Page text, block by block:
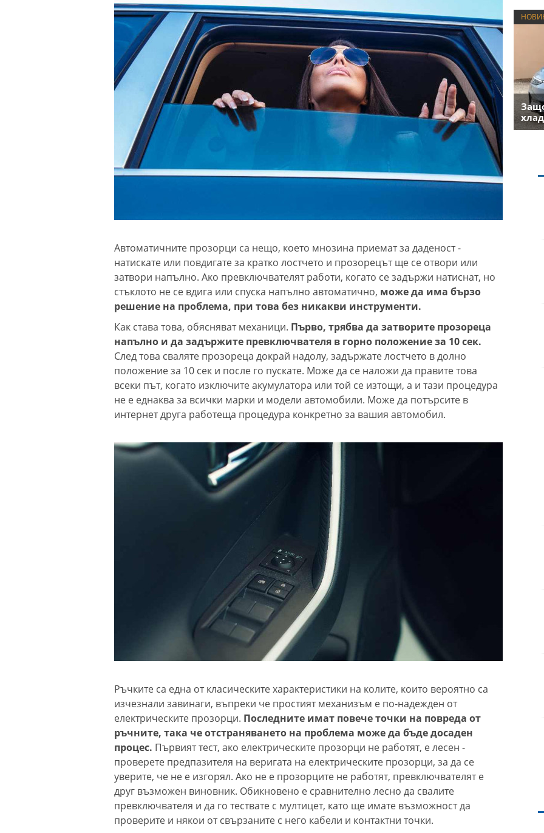
Автоматичните прозорци са нещо, което мнозина приемат за даденост -
натискате или повдигате за кратко лостчето и прозорецът ще се отвори или
затвори напълно. Ако превключвателят работи, когато се задържи натиснат, но
стъклото не се вдига или спуска напълно автоматично, може да има бързо
решение на проблема, при това без никакви инструменти.
Как става това, обясняват механици. Първо, трябва да затворите прозореца
напълно и да задържите превключвателя в горно положение за 10 сек.
След това сваляте прозореца докрай надолу, задържате лостчето в долно
положение за 10 сек и после го пускате. Може да се наложи да правите това
всеки път, когато изключите акумулатора или той се изтощи, а и тази процедура
не е еднаква за всички марки и модели автомобили. Може да потърсите в
интернет друга работеща процедура конкретно за вашия автомобил.
Ръчките са една от класическите характеристики на колите, които вероятно са
изчезнали завинаги, въпреки че простият механизъм е по-надежден от
електрическите прозорци. Последните имат повече точки на повреда от
ръчните, така че отстраняването на проблема може да бъде досаден
процес. Първият тест, ако електрическите прозорци не работят, е лесен -
проверете предпазителя на веригата на електрическите прозорци, за да се
уверите, че не е изгорял. Ако не е прозорците не работят, превключвателят е
друг възможен виновник. Обикновено е сравнително лесно да свалите
превключвателя и да го тествате с мултицет, като ще имате възможност да
проверите и някои от свързаните с него кабели и контактни точки.